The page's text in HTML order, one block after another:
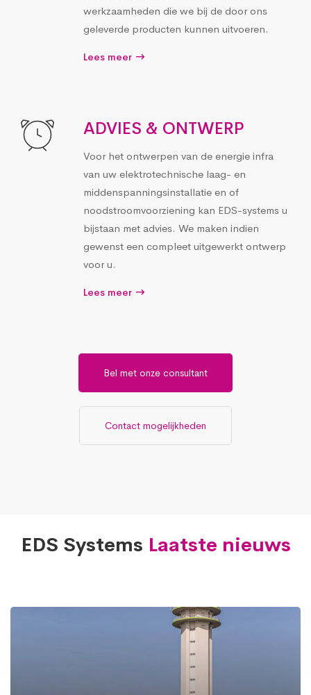
werkzaamheden die we bij de door ons
geleverde producten kunnen uitvoeren.
Lees meer
ADVIES & ONTWERP
Voor het ontwerpen van de energie infra
van uw elektrotechnische laag- en
middenspanningsinstallatie en of
noodstroomvoorziening kan EDS-systems u
bijstaan met advies. We maken indien
gewenst een compleet uitgewerkt ontwerp
voor u.
Lees meer
Bel met onze consultant
Contact mogelijkheden
EDS Systems Laatste nieuws